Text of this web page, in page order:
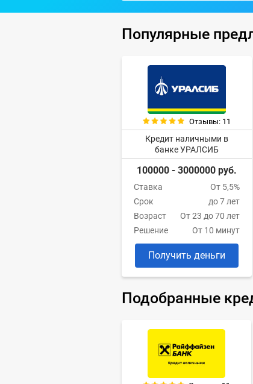
Популярные
Отзывы: 11
Кредит наличными в
банке УРАЛСИБ
100000 - 3000000 руб.
Ставка
От 5,5%
Срок
до 7 лет
Возраст
От 23 до 70 лет
Решение
От 10 минут
Получить деньги
Подобранные